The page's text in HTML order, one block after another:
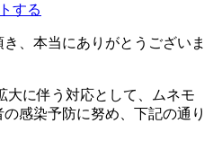
する
、本当にありがとうございま
大に伴う対応として、ムネモ
感染予防に努め、下記の通り